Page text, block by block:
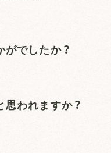
でしたか？
われますか？